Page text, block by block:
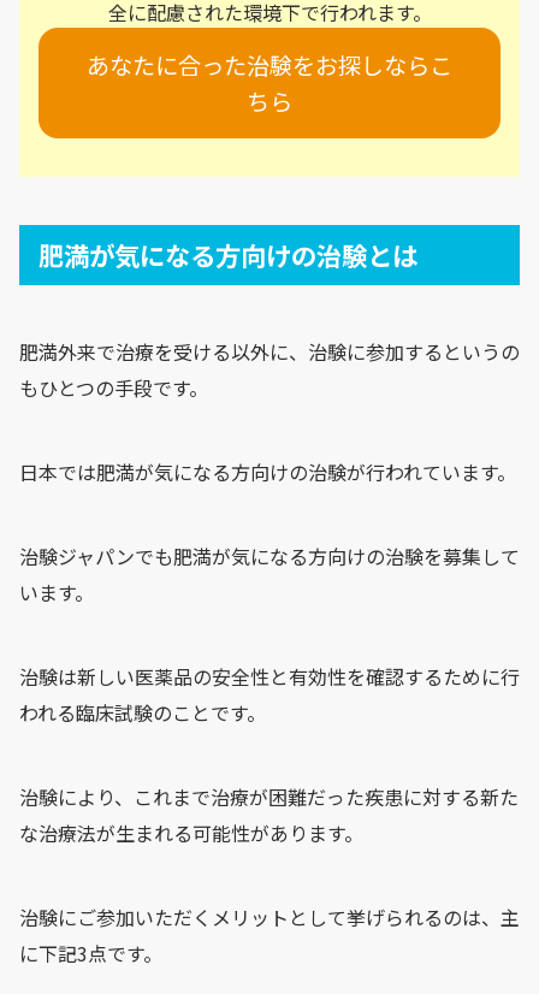
全に配慮された環境下で行われます。
あなたに合った治験をお探しならこ
ちら
肥満が気になる方向けの治験とは
肥満外来で治療を受ける以外に、治験に参加するというの
もひとつの手段です。
日本では肥満が気になる方向けの治験が行われています。
治験ジャパンでも肥満が気になる方向けの治験を募集して
います。
治験は新しい医薬品の安全性と有効性を確認するために行
われる臨床試験のことです。
治験により、これまで治療が困難だった疾患に対する新た
な治療法が生まれる可能性があります。
治験にご参加いただくメリットとして挙げられるのは、主
に下記3点です。